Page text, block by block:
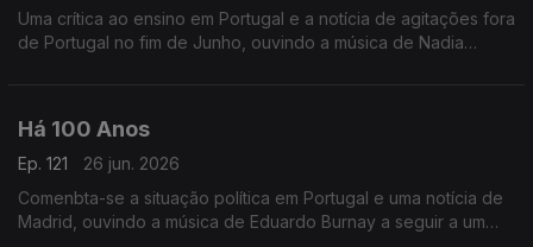
Uma crítica ao ensino em Portugal e a notícia de agitações fora
de Portugal no fim de Junho, ouvindo a música de Nadia
Há 100 Anos
Ep. 121
26 jun. 2026
Comenbta-se a situação política em Portugal e uma notícia de
Madrid, ouvindo a música de Eduardo Burnay a seguir a um